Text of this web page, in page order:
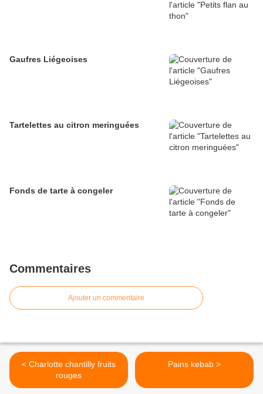
Gaufres Liégeoises
Tartelettes au citron meringuées
Fonds de tarte à congeler
Commentaires
Ajouter un commentaire
< Charlotte chantilly fruits
rouges
Pains kebab >